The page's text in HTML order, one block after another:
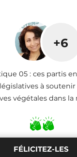
+6
05 : ces partis
à
végétales dans la
FÉLICITEZ-LES